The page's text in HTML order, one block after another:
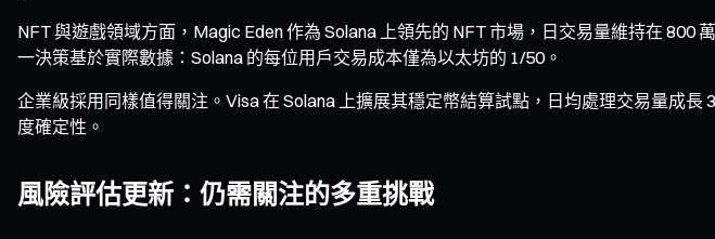
NFT 與遊戲領域方面，Magic Eden 作為 Solana 上領先的 NFT 市場，日交易量維持在
一決策基於實際數據：Solana 的每位用戶交易成本僅為以太坊的 1/50。
企業級採用同樣值得關注。Visa 在 Solana 上擴展其穩定幣結算試點，日均處理交易量成
度確定性。
風險評估更新：仍需關注的多重挑戰